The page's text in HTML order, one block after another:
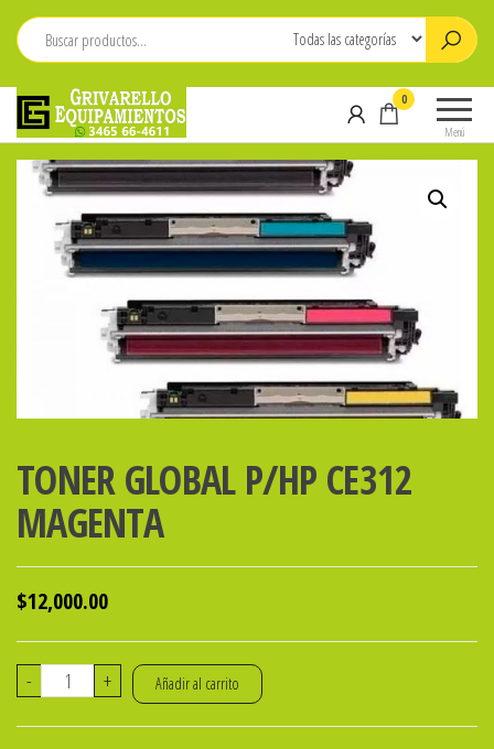
Saltar
Equipamientos
664611
Menú
0
TONER GLOBAL P/HP CE312
MAGENTA
$12,000.00
-
TONER
+ Añadir al carrito